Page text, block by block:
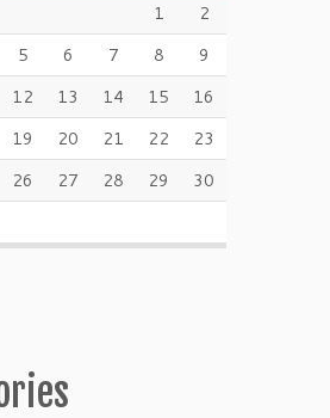
1
2
5 6 7 8
9
12 13 14 15
16
19 20 21 22
23
26 27 28 29
30